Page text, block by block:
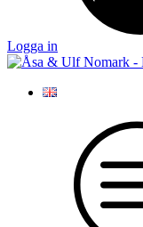
Logga in